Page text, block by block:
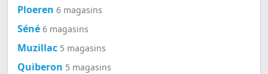
Ploeren 6 magasins
Séné 6 magasins
Muzillac 5 magasins
Quiberon 5 magasins